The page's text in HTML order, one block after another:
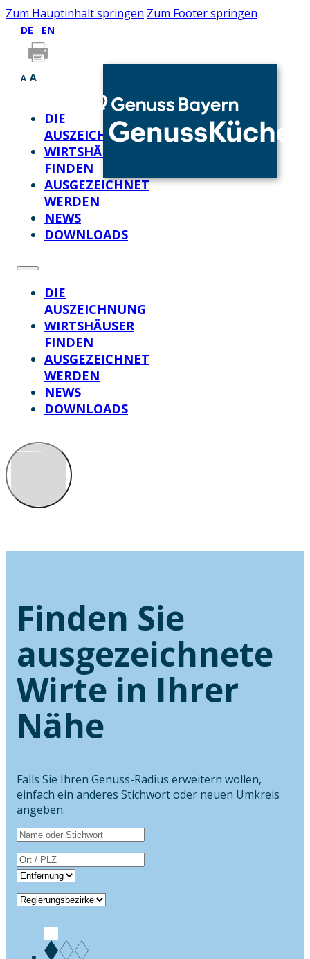
Zum Hauptinhalt springen Zum Footer springen
DE EN
A A
DIE
AUSZEICHNUNG
WIRTSHÄUSER
FINDEN
AUSGEZEICHNET
WERDEN
NEWS
DOWNLOADS
DIE
AUSZEICHNUNG
WIRTSHÄUSER
FINDEN
AUSGEZEICHNET
WERDEN
NEWS
DOWNLOADS
Finden Sie
ausgezeichnete
Wirte in Ihrer
Nähe
Falls Sie Ihren Genuss-Radius erweitern wollen,
einfach ein anderes Stichwort oder neuen Umkreis
angeben.